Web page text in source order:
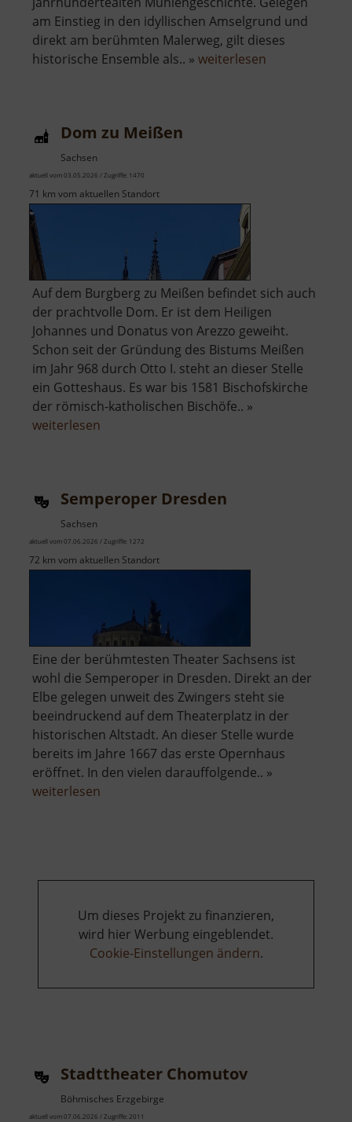
am Einstieg in den idyllischen Amselgrund und
direkt am berühmten Malerweg, gilt dieses
historische Ensemble als.. » weiterlesen
Dom zu Meißen
Sachsen
aktuell vom 03.05.2026 / Zugriffe: 1470
71 km vom aktuellen Standort
Auf dem Burgberg zu Meißen befindet sich auch
der prachtvolle Dom. Er ist dem Heiligen
Johannes und Donatus von Arezzo geweiht.
Schon seit der Gründung des Bistums Meißen
im Jahr 968 durch Otto I. steht an dieser Stelle
ein Gotteshaus. Es war bis 1581 Bischofskirche
der römisch-katholischen Bischöfe.. »
weiterlesen
Semperoper Dresden
Sachsen
aktuell vom 07.06.2026 / Zugriffe: 1272
72 km vom aktuellen Standort
Eine der berühmtesten Theater Sachsens ist
wohl die Semperoper in Dresden. Direkt an der
Elbe gelegen unweit des Zwingers steht sie
beeindruckend auf dem Theaterplatz in der
historischen Altstadt. An dieser Stelle wurde
bereits im Jahre 1667 das erste Opernhaus
eröffnet. In den vielen darauffolgende.. »
weiterlesen
Um dieses Projekt zu finanzieren,
wird hier Werbung eingeblendet.
Cookie-Einstellungen ändern.
Stadttheater Chomutov
Böhmisches Erzgebirge
aktuell vom 07.06.2026 / Zugriffe: 2011